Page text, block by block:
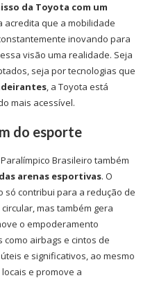
da Toyota com um
acredita que a mobilidade
inovando para
visão uma realidade. Seja
seja por tecnologias que
, a Toyota está
mais acessível.
do esporte
Brasileiro também
arenas esportivas. O
só contribui para a redução de
mas também gera
o empoderamento
airbags e cintos de
e significativos, ao mesmo
e promove a